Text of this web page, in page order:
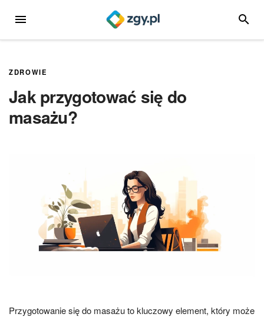
MENU
ZDROWIE
Jak przygotować się do
masażu?
Przygotowanie się do masażu to kluczowy element, który może